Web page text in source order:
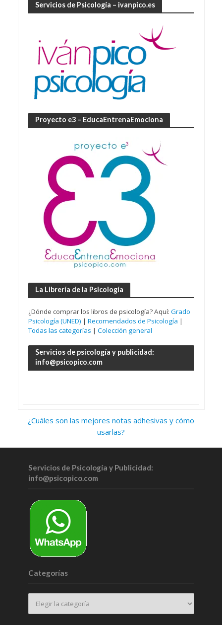
Servicios de Psicología – ivanpico.es
Proyecto e3 – EducaEntrenaEmociona
La Librería de la Psicología
¿Dónde comprar los libros de psicología? Aquí: Grado
Psicología (UNED) | Recomendados de Psicología |
Todas las categorías | Colección general
Servicios de psicología y publicidad:
info@psicopico.com
¿Cuáles son las mejores notas adhesivas y cómo
usarlas?
Servicios de Psicología y Publicidad:
info@psicopico.com
Categorías